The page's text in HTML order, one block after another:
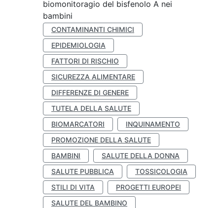
biomonitoragio del bisfenolo A nei
bambini
CONTAMINANTI CHIMICI
EPIDEMIOLOGIA
FATTORI DI RISCHIO
SICUREZZA ALIMENTARE
DIFFERENZE DI GENERE
TUTELA DELLA SALUTE
BIOMARCATORI
INQUINAMENTO
PROMOZIONE DELLA SALUTE
BAMBINI
SALUTE DELLA DONNA
SALUTE PUBBLICA
TOSSICOLOGIA
STILI DI VITA
PROGETTI EUROPEI
SALUTE DEL BAMBINO